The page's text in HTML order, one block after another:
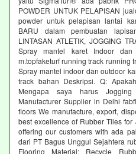
POWDER UNTUK PELAPISAN
powder untuk pelapisan lantai
BARU dalam pembuatan
LINTASAN ATLETIK, JOGGING
Spray mantel karet Indoor
m.topfaketurf running track running
Spray mantel indoor dan outdoor
track bahan Deskripsi. Q:
Mengapa saya harus
Manufacturer Supplier in Delhi
floors We manufacture, export,
best excellence of Rubber Tiles
offering our customers with ada
dari PT Bagus Unggul Sejahtera
Flooring Material: Recycle